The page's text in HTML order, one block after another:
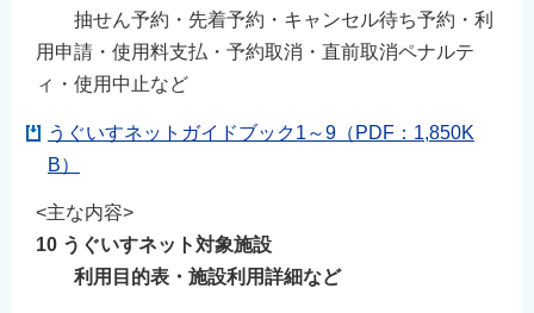
抽せん予約・先着予約・キャンセル待ち予約・利
用申請・使用料支払・予約取消・直前取消ペナルテ
ィ・使用中止など
うぐいすネットガイドブック1～9（PDF：1,850K
B）
<主な内容>
10 うぐいすネット対象施設
利用目的表・施設利用詳細など